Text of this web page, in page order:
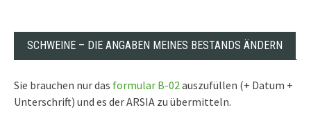
SCHWEINE – DIE ANGABEN MEINES BESTANDS ÄNDERN
Sie brauchen nur das formular B-02 auszufüllen (+ Datum +
Unterschrift) und es der ARSIA zu übermitteln.